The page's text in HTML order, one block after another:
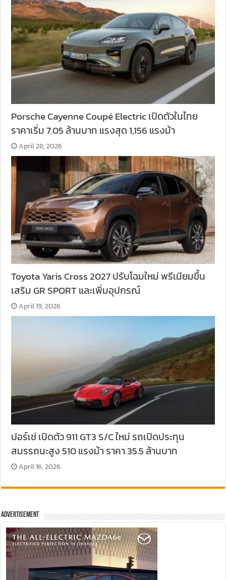
Porsche Cayenne Coupé Electric เปิดตัวในไทย
ราคาเริ่ม 7.05 ล้านบาท แรงสุด 1,156 แรงม้า
April 28, 2026
Toyota Yaris Cross 2027 ปรับโฉมใหม่ พรีเมียมขึ้น
เสริม GR SPORT และเพิ่มอุปกรณ์
April 19, 2026
ปอร์เช่ เปิดตัว 911 GT3 S/C ใหม่ รถเปิดประทุน
สมรรถนะสูง 510 แรงม้า ราคา 35.5 ล้านบาท
April 16, 2026
Advertisement